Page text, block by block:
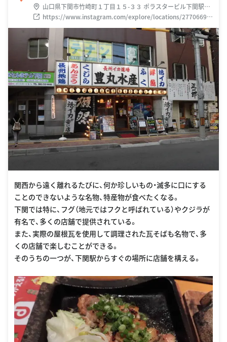
山口県下関市竹崎町１丁目１５-３３ ポラスタービル下関駅前
竹崎 町 1-15-33 ポラ スター ビル 1F
https://www.instagram.com/explore/locations/27706698
7
関西から遠く離れるたびに、何か珍しいもの・滅多に口にする
ことのできないような名物、特産物が食べたくなる。
下関では特に、フグ（地元ではフクと呼ばれている）やクジラが
有名で、多くの店舗で提供されている。
また、実際の屋根瓦を使用して調理された瓦そばも名物で、多
くの店舗で楽しむことができる。
そのうちの一つが、下関駅からすぐの場所に店舗を構える。